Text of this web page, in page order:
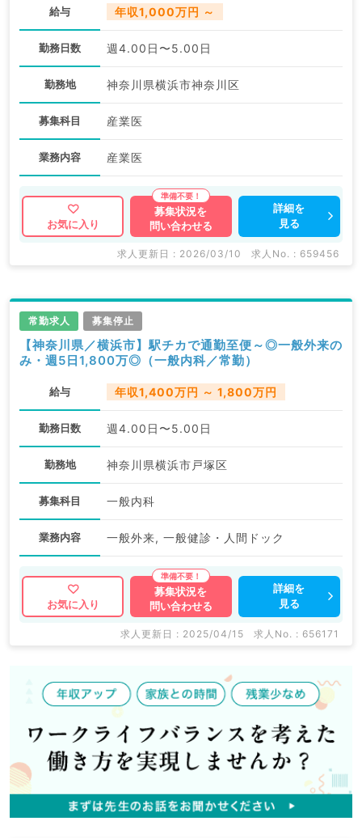
給与 年収1,000万円 ～
勤務日数 週4.00日〜5.00日
勤務地 神奈川県横浜市神奈川区
募集科目 産業医
業務内容 産業医
お気に入り
募集状況を
問い合わせる
詳細を
見る
求人更新日 : 2026/03/10 求人No. : 659456
常勤求人 募集停止
【神奈川県／横浜市】駅チカで通勤至便～◎一般外来の
み・週5日1,800万◎（一般内科／常勤）
給与 年収1,400万円 ～ 1,800万円
勤務日数 週4.00日〜5.00日
勤務地 神奈川県横浜市戸塚区
募集科目 一般内科
業務内容 一般外来, 一般健診・人間ドック
お気に入り
募集状況を
問い合わせる
詳細を
見る
求人更新日 : 2025/04/15 求人No. : 656171